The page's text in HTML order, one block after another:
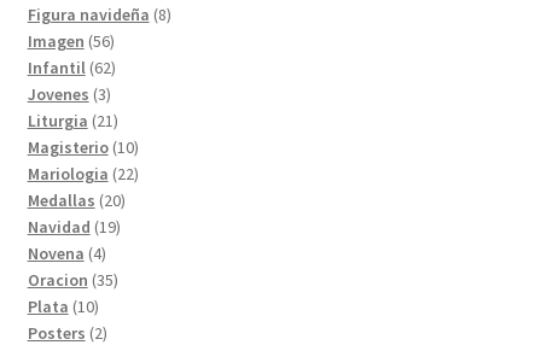
Figura navideña 88
Imagen 5656
productos
Infantil 6262
productos
Jovenes 33
productos
Liturgia 2121
productos
Magisterio 1010
productos
Mariologia 2222
Medallas 2020
productos
Navidad 1919
Novena 44
productos
Oracion 3535
Plata 1010
productos
Posters 22